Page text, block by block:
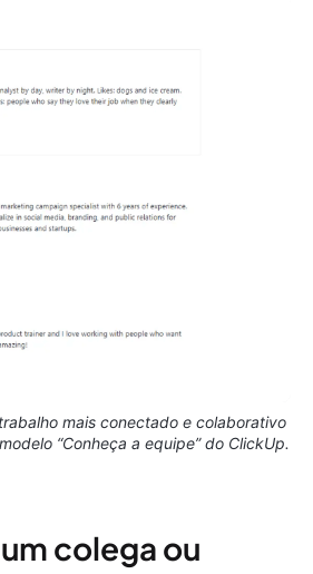
mais conectado e colaborativo
“Conheça a equipe” do ClickUp.
colega ou